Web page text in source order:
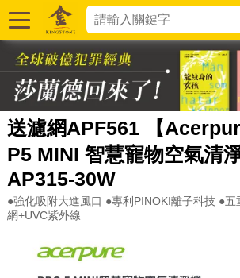
送濾網APF561 【
P5 MINI 智慧寵物空氣清
AP315-30W
●強化吸附大進風口 ●專利PINOKI離子科技 ●五
網+UVC紫外線